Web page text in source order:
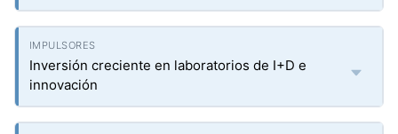
Inversión creciente en laboratorios de I+D e
innovación